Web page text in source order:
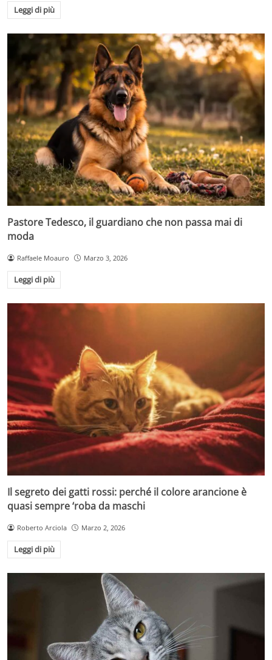
Leggi di più
Pastore Tedesco, il guardiano che non passa mai di
moda
Raffaele Moauro Marzo 3, 2026
Leggi di più
Il segreto dei gatti rossi: perché il colore arancione è
quasi sempre ‘roba da maschi
Roberto Arciola Marzo 2, 2026
Leggi di più